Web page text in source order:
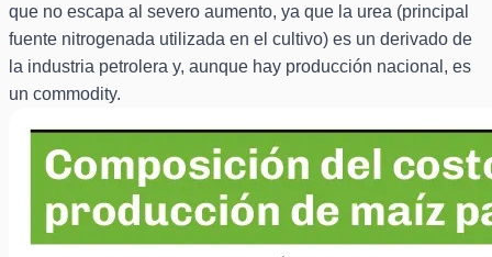
que no escapa al severo aumento, ya que la urea (principal
fuente nitrogenada utilizada en el cultivo) es un derivado de
la industria petrolera y, aunque hay producción nacional, es
un commodity.